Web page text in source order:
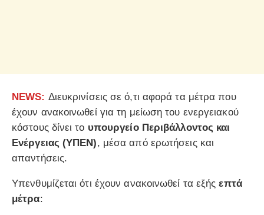
NEWS: Διευκρινίσεις σε ό,τι αφορά τα μέτρα που
έχουν ανακοινωθεί για τη μείωση του ενεργειακού
κόστους δίνει το υπουργείο Περιβάλλοντος και
Ενέργειας (ΥΠΕΝ), μέσα από ερωτήσεις και
απαντήσεις.
Υπενθυμίζεται ότι έχουν ανακοινωθεί τα εξήςεπτά
μέτρα: